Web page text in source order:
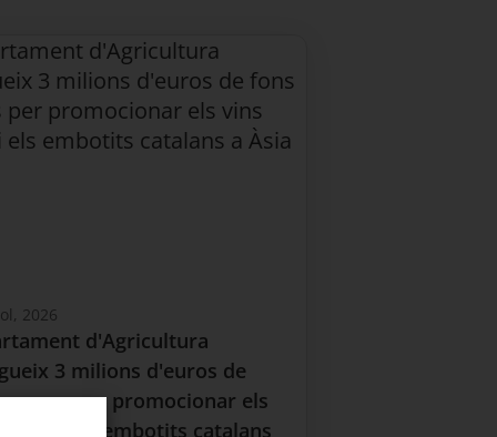
2026
d'Agricultura
3 milions d'euros de
per promocionar els
DO i els embotits catalans